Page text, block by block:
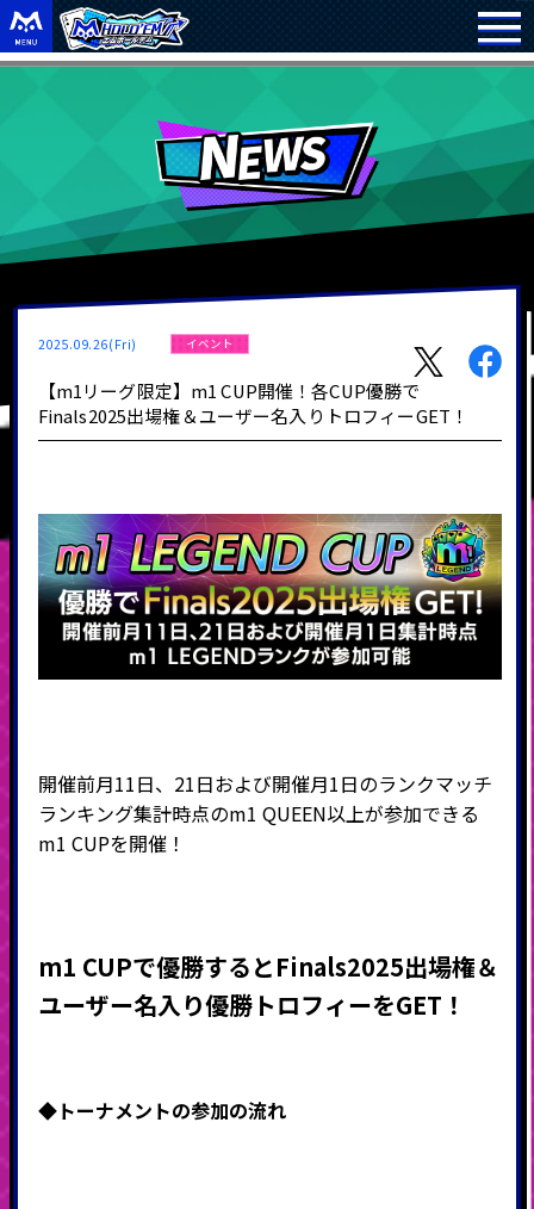
2025.09.26(Fri) イベント
【m1リーグ限定】m1 CUP開催！各CUP優勝で
Finals2025出場権＆ユーザー名入りトロフィーGET！
開催前月11日、21日および開催月1日のランクマッチ
ランキング集計時点のm1 QUEEN以上が参加できる
m1 CUPを開催！
m1 CUPで優勝するとFinals2025出場権＆
ユーザー名入り優勝トロフィーをGET！
◆トーナメントの参加の流れ